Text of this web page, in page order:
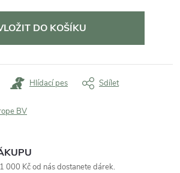
DO KOŠÍKU
Hlídací pes Sdílet
BV
000 Kč od nás dostanete dárek.